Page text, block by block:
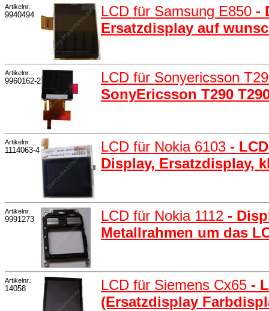
Artikelnr.:
9940494 LCD für Samsung E850 -
Ersatzdisplay auf
Artikelnr.:
9960162-2
LCD für Sonyericsson
SonyEricsson T290
Artikelnr.:
1114063-4 LCD für Nokia 6103 -
Display, Ersatzdisplay,
Artikelnr.:
9991273 LCD für Nokia 1112 -
Metallrahmen um das
Artikelnr.:
14058 LCD für Siemens Cx65 -
(Ersatzdisplay